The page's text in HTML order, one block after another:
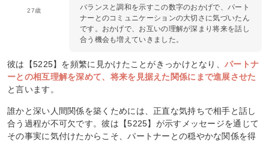
27歳
バランスと調和を示すこの数字のおかげで、パート
ナーとのコミュニケーションの大切さに気づいたん
です。おかげで、お互いの理解が深まり将来を話し
合う機会も増えていきました。
彼は【5225】を頻繁に見かけたことがきっかけとなり、パートナ
ーとの相互理解を深めて、将来を見据えた関係にまで進展させた
と言います。
誰かと深い人間関係を築くためには、正直な気持ちで相手と話し
合う過程が不可欠です。彼は【5225】が示すメッセージを通じて
その事実に気付けたからこそ、パートナーとの穏やかな関係を得